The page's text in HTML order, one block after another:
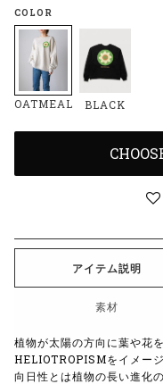
COLOR
OATMEAL BLACK
アイテム説明
素材
植物が太陽の方向に葉や花
HELIOTROPISMをイメー
向日性とは植物の長い進化